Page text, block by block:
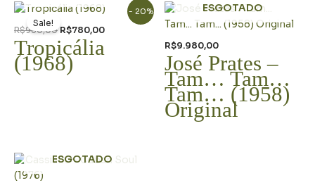
- 20%
Sale!
R$980,00
O
preço
original
era:
R$980,00.
R$780,00
O
preço
atual
Tropicália
(1968)
ESGOTADO
R$9.980,00
José Prates –
Tam… Tam…
Tam… (1958)
Original
ESGOTADO